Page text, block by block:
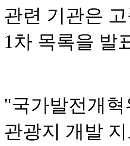
관련 기관은
1차 목록을 발
"국가발전개
관광지 개발